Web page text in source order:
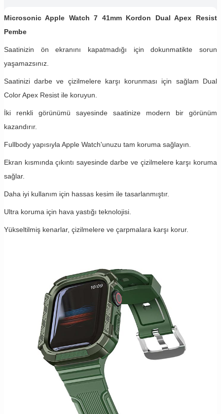
Microsonic Apple Watch 7 41mm Kordon Dual Apex Resist
Pembe
Saatinizin ön ekranını kapatmadığı için dokunmatikte sorun
yaşamazsınız.
Saatinizi darbe ve çizilmelere karşı korunması için sağlam Dual
Color Apex Resist ile koruyun.
İki renkli görünümü sayesinde saatinize modern bir görünüm
kazandırır.
Fullbody yapısıyla Apple Watch'unuzu tam koruma sağlayın.
Ekran kısmında çıkıntı sayesinde darbe ve çizilmelere karşı koruma
sağlar.
Daha iyi kullanım için hassas kesim ile tasarlanmıştır.
Ultra koruma için hava yastığı teknolojisi.
Yükseltilmiş kenarlar, çizilmelere ve çarpmalara karşı korur.